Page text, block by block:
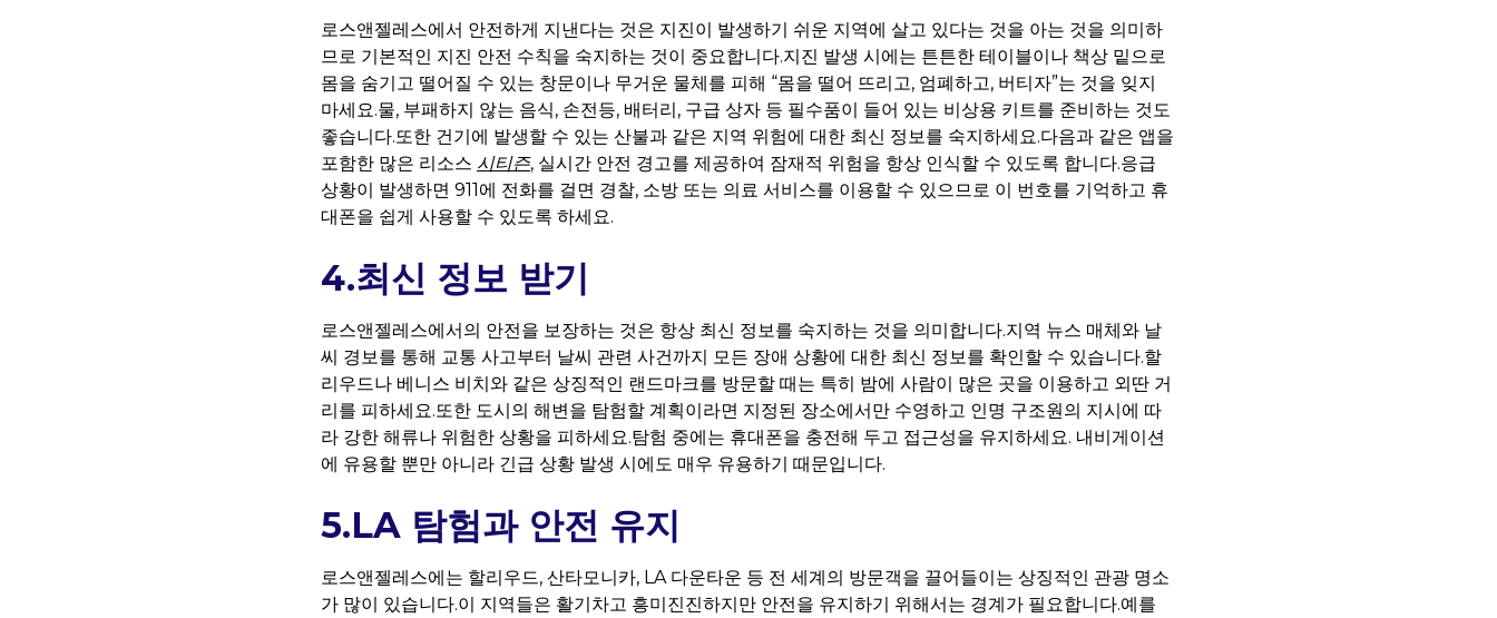
로스앤젤레스에서 안전하게 지낸다는 것은 지진이 발생하기 쉬운 지역에 살고 있다는 것을 아는 것을 의미하
므로 기본적인 지진 안전 수칙을 숙지하는 것이 중요합니다.지진 발생 시에는 튼튼한 테이블이나 책상 밑으로
몸을 숨기고 떨어질 수 있는 창문이나 무거운 물체를 피해 “몸을 떨어 뜨리고, 엄폐하고, 버티자”는 것을 잊지
마세요.물, 부패하지 않는 음식, 손전등, 배터리, 구급 상자 등 필수품이 들어 있는 비상용 키트를 준비하는 것도
좋습니다.또한 건기에 발생할 수 있는 산불과 같은 지역 위험에 대한 최신 정보를 숙지하세요.다음과 같은 앱을
포함한 많은 리소스 시티즌, 실시간 안전 경고를 제공하여 잠재적 위험을 항상 인식할 수 있도록 합니다.응급
상황이 발생하면 911에 전화를 걸면 경찰, 소방 또는 의료 서비스를 이용할 수 있으므로 이 번호를 기억하고 휴
대폰을 쉽게 사용할 수 있도록 하세요.
4.최신 정보 받기
로스앤젤레스에서의 안전을 보장하는 것은 항상 최신 정보를 숙지하는 것을 의미합니다.지역 뉴스 매체와 날
씨 경보를 통해 교통 사고부터 날씨 관련 사건까지 모든 장애 상황에 대한 최신 정보를 확인할 수 있습니다.할
리우드나 베니스 비치와 같은 상징적인 랜드마크를 방문할 때는 특히 밤에 사람이 많은 곳을 이용하고 외딴 거
리를 피하세요.또한 도시의 해변을 탐험할 계획이라면 지정된 장소에서만 수영하고 인명 구조원의 지시에 따
라 강한 해류나 위험한 상황을 피하세요.탐험 중에는 휴대폰을 충전해 두고 접근성을 유지하세요. 내비게이션
에 유용할 뿐만 아니라 긴급 상황 발생 시에도 매우 유용하기 때문입니다.
5.LA 탐험과 안전 유지
로스앤젤레스에는 할리우드, 산타모니카, LA 다운타운 등 전 세계의 방문객을 끌어들이는 상징적인 관광 명소
가 많이 있습니다.이 지역들은 활기차고 흥미진진하지만 안전을 유지하기 위해서는 경계가 필요합니다.예를